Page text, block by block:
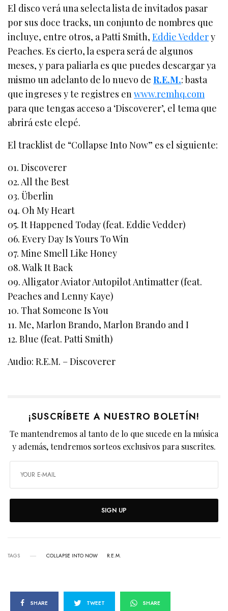
El disco verá una selecta lista de invitados pasar
por sus doce tracks, un conjunto de nombres que
incluye, entre otros, a Patti Smith,Eddie Veddery
Peaches. Es cierto, la espera será de algunos
meses, y para paliarla es que puedes descargar ya
mismo un adelanto de lo nuevo deR.E.M.: basta
que ingreses y te registres enwww.remhq.com
para que tengas acceso a ‘Discoverer’, el tema que
abrirá este elepé.
El tracklist de “Collapse Into Now” es el siguiente:
01. Discoverer
02. All the Best
03. Überlin
04. Oh My Heart
05. It Happened Today (feat. Eddie Vedder)
06. Every Day Is Yours To Win
07. Mine Smell Like Honey
08. Walk It Back
09. Alligator Aviator Autopilot Antimatter (feat.
Peaches and Lenny Kaye)
10. That Someone Is You
11. Me, Marlon Brando, Marlon Brando and I
12. Blue (feat. Patti Smith)
Audio: R.E.M. – Discoverer
¡SUSCRÍBETE A NUESTRO BOLETÍN!
Te mantendremos al tanto de lo que sucede en la música
y además, tendremos sorteos exclusivos para suscrites.
SIGN UP
TAGS COLLAPSE INTO NOW R.E.M.
SHARE TWEET SHARE